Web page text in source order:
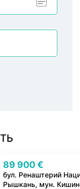
89 900 €
бул. Ренаштерий
Рышкань, мун.